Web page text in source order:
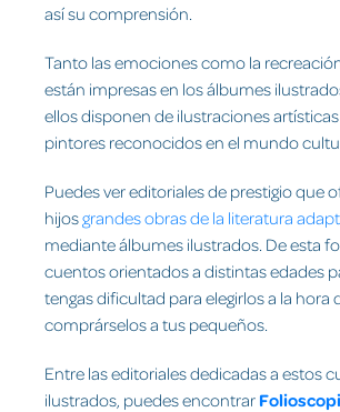
así su comprensión.
Tanto las emociones como la
están impresas en los álbumes
ellos disponen de ilustraciones
pintores reconocidos en el mundo
Puedes ver editoriales de prestigio que
hijosgrandes obras de la literatura
mediante álbumes ilustrados. De esta
cuentos orientados a distintas edades
tengas dificultad para elegirlos a la hora
comprárselos a tus pequeños.
Entre las editoriales dedicadas a estos
ilustrados, puedes encontrar